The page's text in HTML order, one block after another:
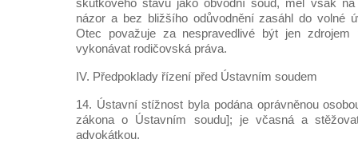
skutkového stavu jako obvodní soud, měl však
názor a bez bližšího odůvodnění zasáhl do volné
Otec považuje za nespravedlivé být jen
vykonávat rodičovská práva.
IV. Předpoklady řízení před Ústavním soudem
14. Ústavní stížnost byla podána oprávněnou
zákona o Ústavním soudu]; je včasná a
advokátkou.